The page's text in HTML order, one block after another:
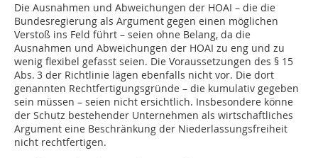
Die Ausnahmen und Abweichungen der HOAI – die die
Bundesregierung als Argument gegen einen möglichen
Verstoß ins Feld führt – seien ohne Belang, da die
Ausnahmen und Abweichungen der HOAI zu eng und zu
wenig flexibel gefasst seien. Die Voraussetzungen des § 15
Abs. 3 der Richtlinie lägen ebenfalls nicht vor. Die dort
genannten Rechtfertigungsgründe – die kumulativ gegeben
sein müssen – seien nicht ersichtlich. Insbesondere könne
der Schutz bestehender Unternehmen als wirtschaftliches
Argument eine Beschränkung der Niederlassungsfreiheit
nicht rechtfertigen.